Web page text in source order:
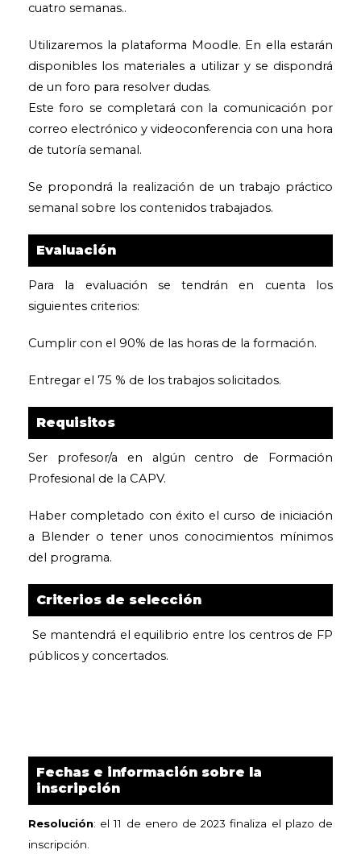
cuatro semanas..
Utilizaremos la plataforma Moodle. En ella estarán
disponibles los materiales a utilizar y se dispondrá
de un foro para resolver dudas.
Este foro se completará con la comunicación por
correo electrónico y videoconferencia con una hora
de tutoría semanal.
Se propondrá la realización de un trabajo práctico
semanal sobre los contenidos trabajados.
Evaluación
Para la evaluación se tendrán en cuenta los
siguientes criterios:
Cumplir con el 90% de las horas de la formación.
Entregar el 75 % de los trabajos solicitados.
Requisitos
Ser profesor/a en algún centro de Formación
Profesional de la CAPV.
Haber completado con éxito el curso de iniciación
a Blender o tener unos conocimientos mínimos
del programa.
Criterios de selección
Se mantendrá el equilibrio entre los centros de FP
públicos y concertados.
Fechas e información sobre la
inscripción
Resolución: el 11 de enero de 2023 finaliza el plazo de
inscripción.